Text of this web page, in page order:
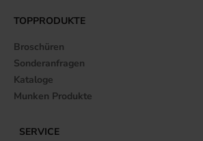
TOPPRODUKTE
Broschüren
Sonderanfragen
Kataloge
Munken Produkte
SERVICE